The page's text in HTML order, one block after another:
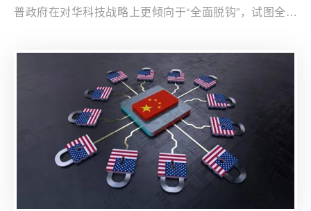
普政府在对华科技战略上更倾向于“全面脱钩”，试图全方